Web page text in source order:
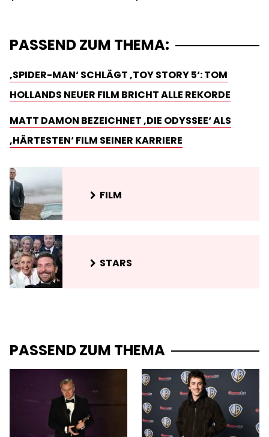
PASSEND ZUM THEMA:
‚SPIDER-MAN‘ SCHLÄGT ‚TOY STORY 5‘: TOM
HOLLANDS NEUER FILM BRICHT ALLE REKORDE
MATT DAMON BEZEICHNET ‚DIE ODYSSEE‘ ALS
‚HÄRTESTEN‘ FILM SEINER KARRIERE
FILM
STARS
PASSEND ZUM THEMA